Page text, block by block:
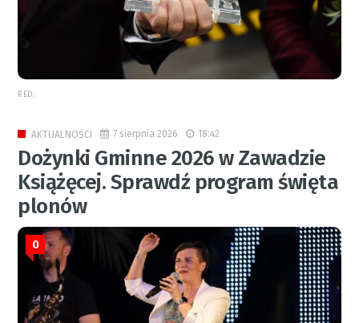
RED.
AKTUALNOŚCI 7 sierpnia 2026 18:42
Dożynki Gminne 2026 w Zawadzie
Książęcej. Sprawdź program święta
plonów
0